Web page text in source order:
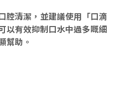
腔清潔 ，並建議使用「口滴
以有效抑制口水中過多嘅細
幫助。